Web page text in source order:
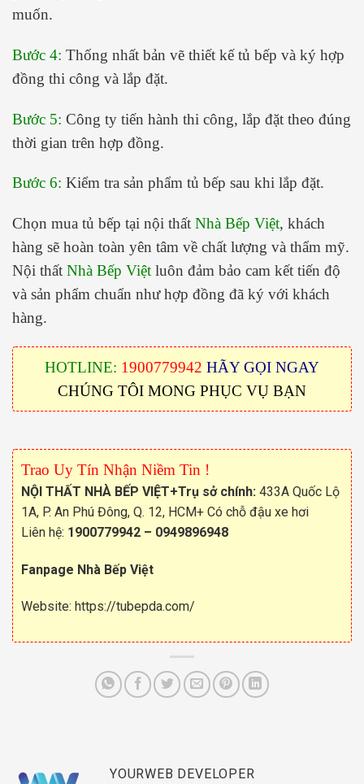
muốn.
Bước 4: Thống nhất bản vẽ thiết kế tủ bếp và ký hợp
đồng thi công và lắp đặt.
Bước 5: Công ty tiến hành thi công, lắp đặt theo đúng
thời gian trên hợp đồng.
Bước 6: Kiểm tra sản phẩm tủ bếp sau khi lắp đặt.
Chọn mua tủ bếp tại nội thất Nhà Bếp Việt, khách
hàng sẽ hoàn toàn yên tâm về chất lượng và thẩm mỹ.
Nội thất Nhà Bếp Việt luôn đảm bảo cam kết tiến độ
và sản phẩm chuẩn như hợp đồng đã ký với khách
hàng.
HOTLINE: 1900779942 HÃY GỌI NGAY
CHÚNG TÔI MONG PHỤC VỤ BẠN
Trao Uy Tín Nhận Niềm Tin !
NỘI THẤT NHÀ BẾP VIỆT+Trụ sở chính: 433A Quốc Lộ
1A, P. An Phú Đông, Q. 12, HCM+ Có chỗ đậu xe hơi
Liên hệ: 1900779942 – 0949896948
Fanpage Nhà Bếp Việt
Website: https://tubepda.com/
YOURWEB DEVELOPER